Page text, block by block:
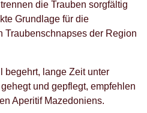
die Trauben sorgfältig
Grundlage für die
Traubenschnapses der Region
begehrt, lange Zeit unter
und gepflegt, empfehlen
Aperitif Mazedoniens.